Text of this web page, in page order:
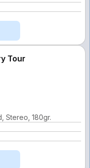
Tour
Stereo, 180gr.